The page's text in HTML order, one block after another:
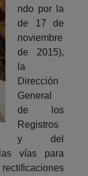
ndo por la
de 17 de
noviembre
de 2015),
la
Dirección
General
de los
Registros
y del
vías para